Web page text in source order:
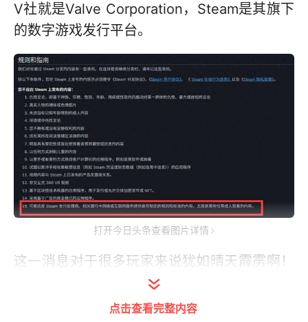
V社就是Valve Corporation，Steam是其旗下
的数字游戏发行平台。
打开今日头条查看图片详情
这一消息对于很多玩家来说犹如晴天霹雳啊！
感觉最后一块净土也即将被侵蚀了啊！
不知道大家是否还记得，今年四月份一款名为
点击查看完整内容